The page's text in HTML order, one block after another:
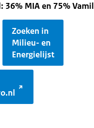
36% MIA en 75% Vamil
Zoeken in
Milieu- en
Energielijst